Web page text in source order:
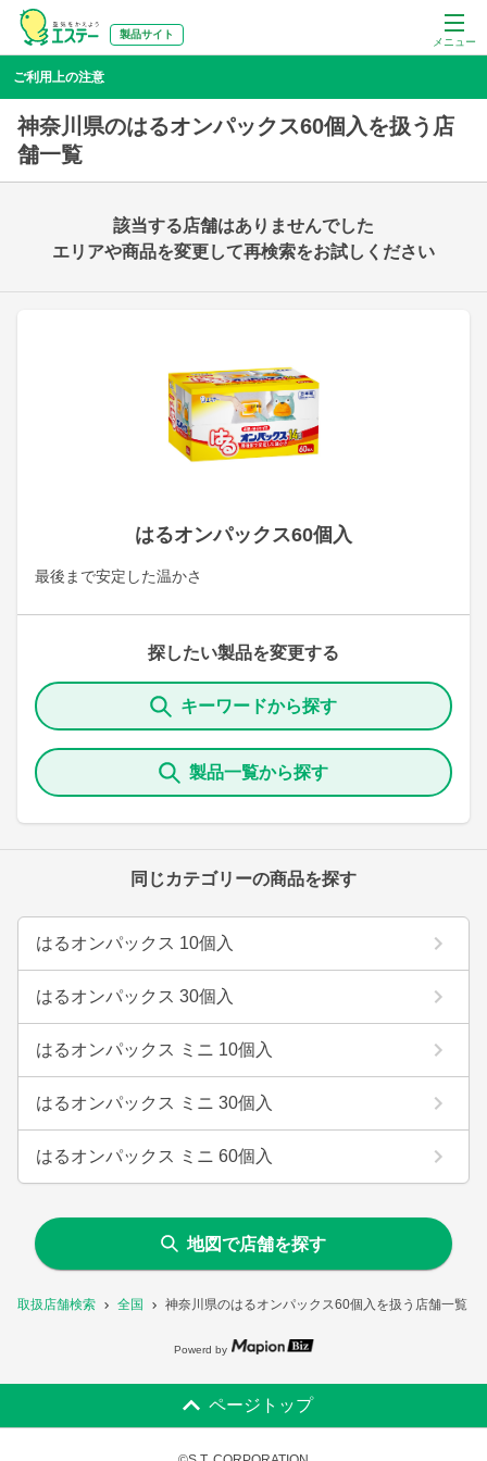
メニュー
製品サイト
取扱店舗検索 全国 神奈川県のはるオンパックス60個入を扱う店舗一覧
ご利用上の注意
神奈川県のはるオンパックス60個入を扱う店
舗一覧
はるオンパックス60個入
最後まで安定した温かさ
探したい製品を変更する
キーワードから探す
製品一覧から探す
同じカテゴリーの商品を探す
はるオンパックス 10個入
はるオンパックス 30個入
はるオンパックス ミニ 10個入
はるオンパックス ミニ 30個入
はるオンパックス ミニ 60個入
該当する店舗はありませんでした
エリアや商品を変更して再検索をお試しください
地図で店舗を探す
Powerd by
ページトップ